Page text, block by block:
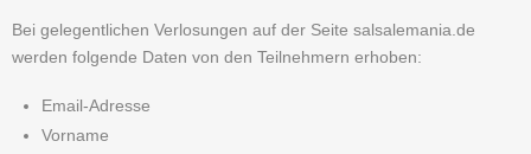
Bei gelegentlichen Verlosungen auf der Seite salsalemania.de
werden folgende Daten von den Teilnehmern erhoben:
Email-Adresse
Vorname